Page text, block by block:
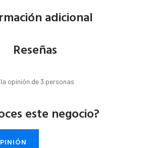
adicional
Reseñas
opinión de 3 personas
este negocio?